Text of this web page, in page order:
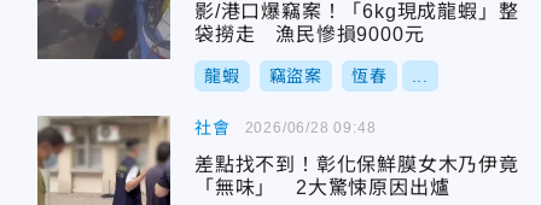
影/港口爆竊案！「6kg現成龍蝦」整
袋撈走 漁民慘損9000元
龍蝦 竊盜案 恆春
社會
差點找不到！彰化保鮮膜女木乃伊竟
「無味」 2大驚悚原因出爐
2026/06/28 09:48